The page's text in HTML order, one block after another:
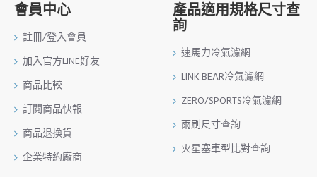
會員中心
註冊/登入會員
加入官方LINE好友
商品比較
訂閱商品快報
商品退換貨
企業特約廠商
產品適用規格尺寸查
詢
速馬力冷氣濾網
LINK BEAR冷氣濾網
ZERO/SPORTS冷氣濾網
雨刷尺寸查詢
火星塞車型比對查詢